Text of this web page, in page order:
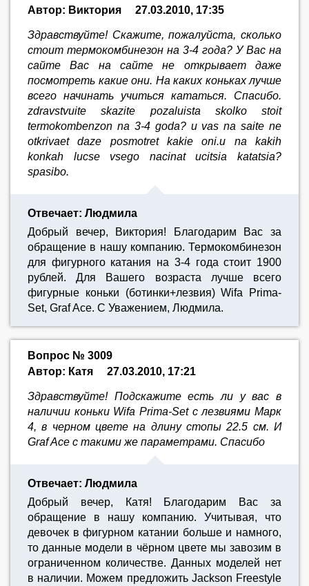
Автор: Виктория 27.03.2010, 17:35
Здравствуйте! Скажите, пожалуйста, сколько
стоит термокомбинезон на 3-4 года? У Вас на
сайте Вас на сайте не открывает даже
посмотреть какие они. На каких коньках лучше
всего начинать учиться кататься. Спасибо.
zdravstvuite skazite pozaluista skolko stoit
termokombenzon na 3-4 goda? u vas na saite ne
otkrivaet daze posmotret kakie oni.u na kakih
konkah lucse vsego nacinat ucitsia katatsia?
spasibo.
Отвечает: Людмила
Добрый вечер, Виктория! Благодарим Вас за
обращение в нашу компанию. Термокомбинезон
для фигурного катания на 3-4 года стоит 1900
рублей. Для Вашего возраста лучше всего
фигурные коньки (ботинки+лезвия) Wifa Prima-
Set, Graf Ace. С Уважением, Людмила.
Вопрос № 3009
Автор: Катя
27.03.2010, 17:21
Здравствуйте! Подскажите есть ли у вас в
наличии коньки Wifa Prima-Set с лезвиями Марк
4, в черном цвете на длину стопы 22.5 см. И
Graf Ace с такими же параметрами. Спасибо
Отвечает: Людмила
Добрый вечер, Катя! Благодарим Вас за
обращение в нашу компанию. Учитывая, что
девочек в фигурном катании больше и намного,
то данные модели в чёрном цвете мы завозим в
ограниченном количестве. Данных моделей нет
в наличии. Можем предложить Jackson Freestyle